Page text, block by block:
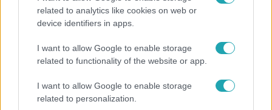
related to analytics like cookies on web or
device identifiers in apps.
I want to allow Google to enable storage
related to functionality of the website or app.
I want to allow Google to enable storage
related to personalization.